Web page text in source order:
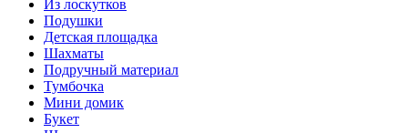
Из лоскутков
Подушки
Детская площадка
Шахматы
Подручный материал
Тумбочка
Мини домик
Букет